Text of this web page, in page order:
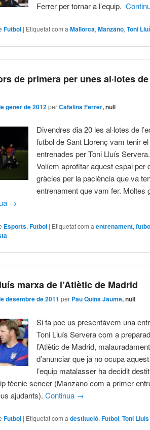
Ferrer per tornar a l’equip.
Futbol | Etiquetat com a Mallorca,Manzano,Toni
de primera per unes al·lotes de
gener de 2012 perCatalina Ferrer, null
Divendres dia 20 les al·lotes de
futbol de Sant Llorenç vam tenir
entrenades per Toni Lluís Servera.
Volíem aprofitar aquest espai per
gràcies per la paciència que va
entrenament que vam fer. Moltes
→
Esports,Futbol | Etiquetat com a entrenament,
marxa de l’Atlètic de Madrid
desembre de 2011 per Pau Quina Jaume, null
Si fa poc us presentàvem una
Toni Lluís Servera com a
l’Atlètic de Madrid,
d’anunciar que ja no ocupa
l’equip matalasser ha decidit
tècnic sencer (Manzano com a primer
ajudants).Continua →
Futbol | Etiquetat com a destitució,Futbol,Toni Lluís